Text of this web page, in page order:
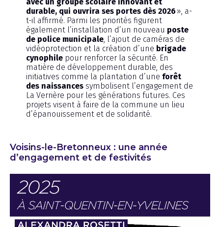
durable, qui ouvrira ses portes dès 2026 », a-
t-il affirmé. Parmi les priorités figurent
également l’installation d’un nouveau poste
de police municipale, l’ajout de caméras de
vidéoprotection et la création d’une brigade
cynophilepour renforcer la sécurité. En
matière de développement durable, des
initiatives comme la plantation d’une forêt
des naissancessymbolisent l’engagement de
La Verrière pour les générations futures. Ces
projets visent à faire de la commune un lieu
d’épanouissement et de solidarité.
Voisins-le-Bretonneux : une année
d’engagement et de festivités